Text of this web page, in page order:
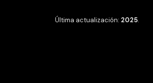
Última actualización: 2025.